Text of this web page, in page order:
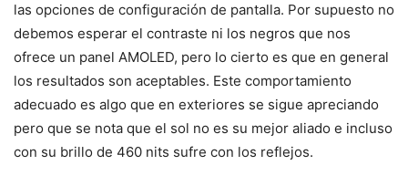
las opciones de configuración de pantalla. Por supuesto no
debemos esperar el contraste ni los negros que nos
ofrece un panel AMOLED, pero lo cierto es que en general
los resultados son aceptables. Este comportamiento
adecuado es algo que en exteriores se sigue apreciando
pero que se nota que el sol no es su mejor aliado e incluso
con su brillo de 460 nits sufre con los reflejos.